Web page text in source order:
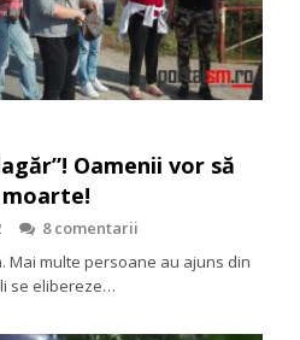
Oamenii vor să
moarte!
8 comentarii
Mai multe persoane au ajuns din
se elibereze…